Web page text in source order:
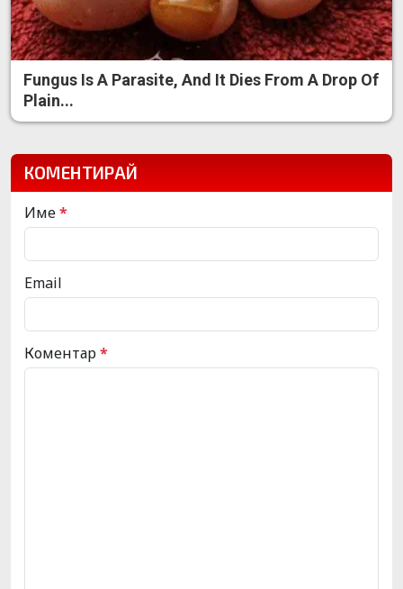
Fungus Is A Parasite, And It Dies From A Drop Of
Plain...
КОМЕНТИРАЙ
Име*
Email
Коментар*